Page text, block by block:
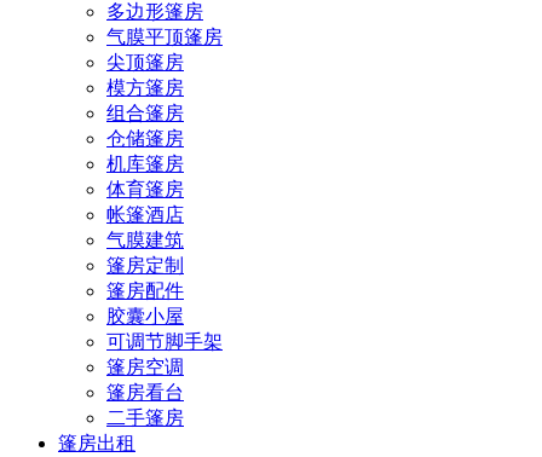
多边形篷房
气膜平顶篷房
尖顶篷房
模方篷房
组合篷房
仓储篷房
机库篷房
体育篷房
帐篷酒店
气膜建筑
篷房定制
篷房配件
胶囊小屋
可调节脚手架
篷房空调
篷房看台
二手篷房
篷房出租